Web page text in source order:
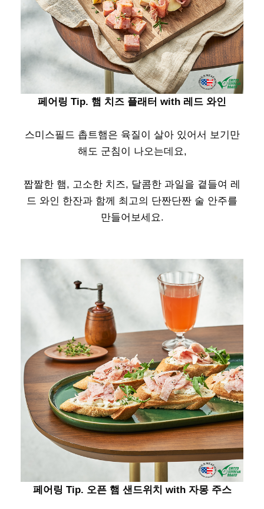
페어링 Tip. 햄 치즈 플래터 with 레드 와인
스미스필드 촙트햄은 육질이 살아 있어서 보기만
해도 군침이 나오는데요,
짭짤한 햄, 고소한 치즈, 달콤한 과일을 곁들여 레
드 와인 한잔과 함께 최고의 단짠단짠 술 안주를
만들어보세요.
페어링 Tip. 오픈 햄 샌드위치 with 자몽 주스